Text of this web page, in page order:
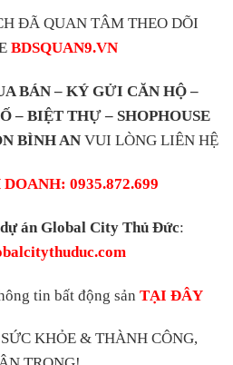
ĐÃ QUAN TÂM THEO DÕI
BDSQUAN9.VN
BÁN – KÝ GỬI CĂN HỘ –
– BIỆT THỰ – SHOPHOUSE
BÌNH ANVUI LÒNG LIÊN HỆ
0935.872.699
dự án Global City Thủ Đức:
tin bất động sản TẠI ĐÂY
KHỎE & THÀNH CÔNG,